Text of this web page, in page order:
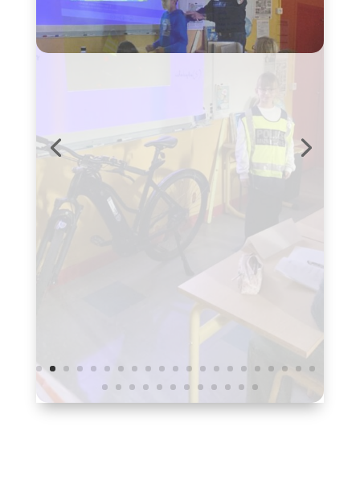
Sortie à Tregastel
Redadeg evit en em lec’hiañ/ Course d’orientation
Kreizenn ar son er skol/ Sentier du son à l’école
Intervention de la ludothèque
Mont-maez er Roc’h Yeodi – Sortie à la Roche Jaudy
Intervention Valorys
Cinema Redadeg